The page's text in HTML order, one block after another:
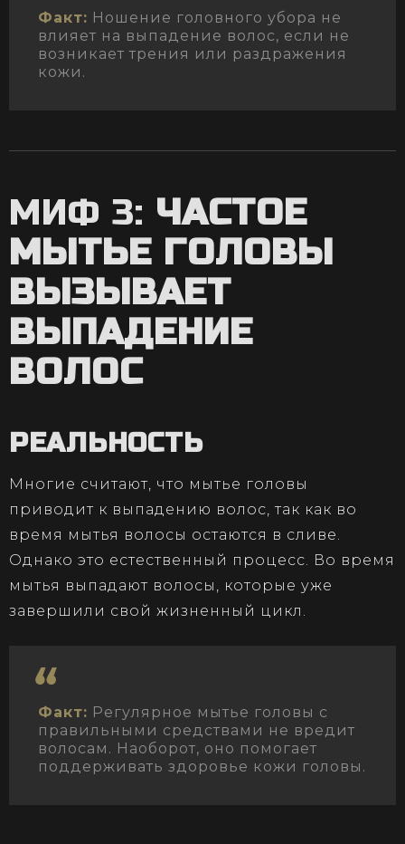
Факт: Ношение головного убора не
влияет на выпадение волос, если не
возникает трения или раздражения
кожи.
МИФ 3: ЧАСТОЕ
МЫТЬЕ ГОЛОВЫ
ВЫЗЫВАЕТ
ВЫПАДЕНИЕ
ВОЛОС
РЕАЛЬНОСТЬ
Многие считают, что мытье головы
приводит к выпадению волос, так как во
время мытья волосы остаются в сливе.
Однако это естественный процесс. Во время
мытья выпадают волосы, которые уже
завершили свой жизненный цикл.
Факт: Регулярное мытье головы с
правильными средствами не вредит
волосам. Наоборот, оно помогает
поддерживать здоровье кожи головы.